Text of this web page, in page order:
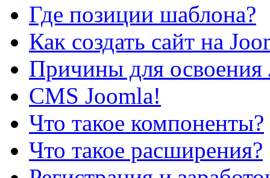
Где позиции шаблона?
Как создать сайт на
Причины для освоения
CMS Joomla!
Что такое компоненты?
Что такое расширения?